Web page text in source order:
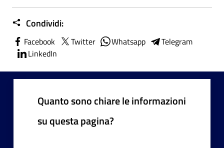
Condividi:
Facebook Twitter Whatsapp
Telegram
LinkedIn
Quanto sono chiare le informazioni
su questa pagina?